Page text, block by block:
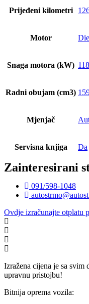
Prijeđeni kilometri
Motor
Snaga motora (kW) 118
Radni obujam (cm3)
Mjenjač
Servisna knjiga Da
Zainteresirani
091/598-1048
Ovdje izračunajte otplatu
Izražena cijena je sa svim
upravnu pristojbu!
Bitnija oprema vozila: